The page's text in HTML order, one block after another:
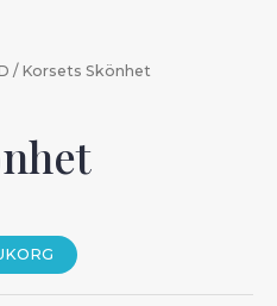
/ Korsets Skönhet